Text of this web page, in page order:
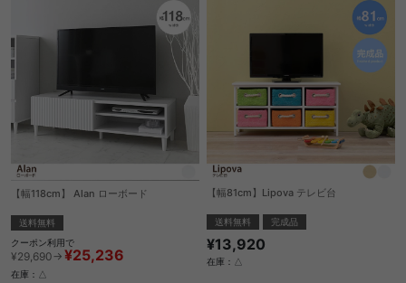
【幅118cm】 Alan ローボード
送料無料
クーポン利用で
¥29,690→ ¥25,236
在庫：△
【幅81cm】Lipova テレビ台
送料無料 完成品
¥13,920
在庫：△